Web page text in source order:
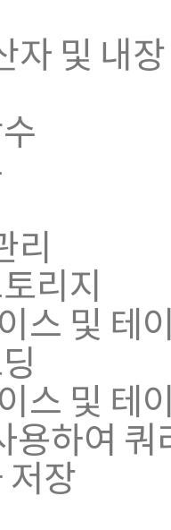
자 및 내
리
리지
스 및 테
스 및 테
용하여 쿼
저장